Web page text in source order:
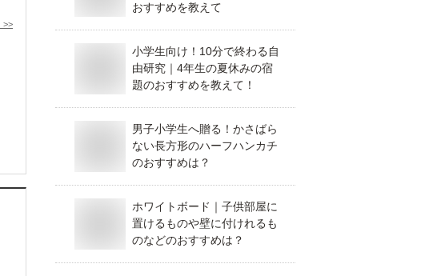
>>
おすすめを教えて
小学生向け！10分で終わる自
由研究｜4年生の夏休みの宿
題のおすすめを教えて！
男子小学生へ贈る！かさばら
ない長方形のハーフハンカチ
のおすすめは？
ホワイトボード｜子供部屋に
置けるものや壁に付けれるも
のなどのおすすめは？